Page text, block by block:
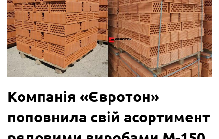
Компанія «Євротон»
поповнила свій асортимент